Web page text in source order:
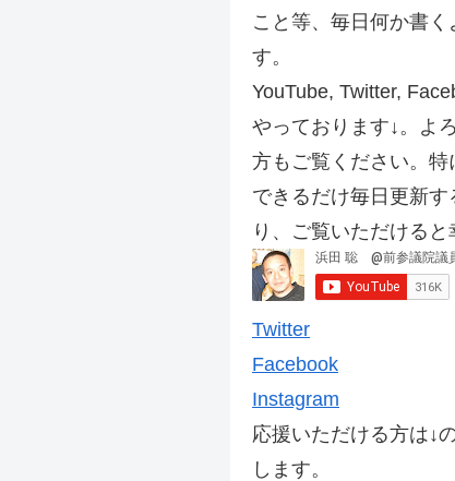
こと等、毎日何か書く
す。
YouTube, Twitter,
やっております↓。よ
方もご覧ください。特
できるだけ毎日更新す
り、ご覧いただけると
Twitter
Facebook
Instagram
応援いただける方は↓
します。